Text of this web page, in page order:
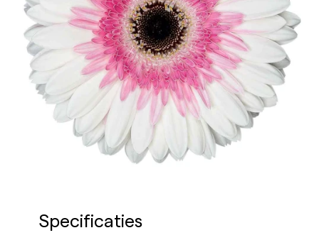
Specificaties